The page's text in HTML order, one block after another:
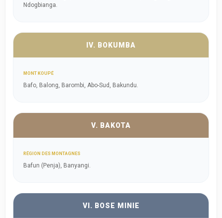
Ndogbianga.
IV. BOKUMBA
MONT KOUPÉ
Bafo, Balong, Barombi, Abo-Sud, Bakundu.
V. BAKOTA
RÉGION DES MONTAGNES
Bafun (Penja), Banyangi.
VI. BOSE MINIE